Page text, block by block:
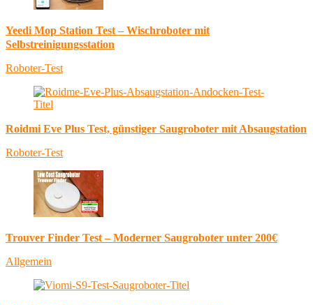
Yeedi Mop Station Test – Wischroboter mit
Selbstreinigungsstation
Roboter-Test
Roidmi Eve Plus Test, günstiger Saugroboter mit Absaugstation
Roboter-Test
Trouver Finder Test – Moderner Saugroboter unter 200€
Allgemein